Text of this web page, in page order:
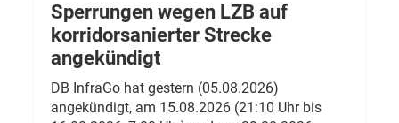
Sperrungen wegen LZB auf
korridorsanierter Strecke
angekündigt
DB InfraGo hat gestern (05.08.2026)
angekündigt, am 15.08.2026 (21:10 Uhr bis